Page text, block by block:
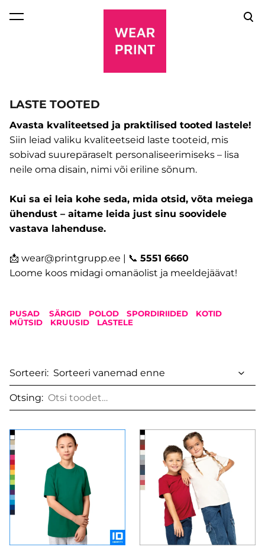
lisati ostukorvi.
LASTE TOOTED
Avasta kvaliteetsed ja praktilised tooted lastele!
Siin leiad valiku kvaliteetseid laste tooteid, mis
sobivad suurepäraselt personaliseerimiseks – lisa
neile oma disain, nimi või eriline sõnum.
Kui sa ei leia kohe seda, mida otsid, võta meiega
ühendust – aitame leida just sinu soovidele
vastava lahenduse.
📩 wear@printgrupp.ee | 📞 5551 6660
Loome koos midagi omanäolist ja meeldejäävat!
PUSAD SÄRGID POLOD SPORDIRIIDED KOTID
MÜTSID KRUUSID LASTELE
Sorteeri:
Otsing: